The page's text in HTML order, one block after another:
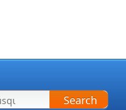
Search